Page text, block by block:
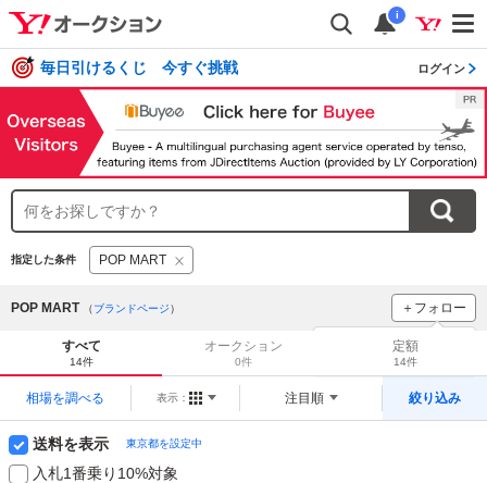
i
毎日引けるくじ 今すぐ挑戦 ログイン
指定した条件 POP MART
POP MART （ブランドページ） ＋フォロー
ブランドをフォロー
をチェック！
すべて
14件
オークション
0件
定額
14件
相場を調べる 表示： 注目順 絞り込み
送料を表示 東京都を設定中
入札1番乗り10%対象